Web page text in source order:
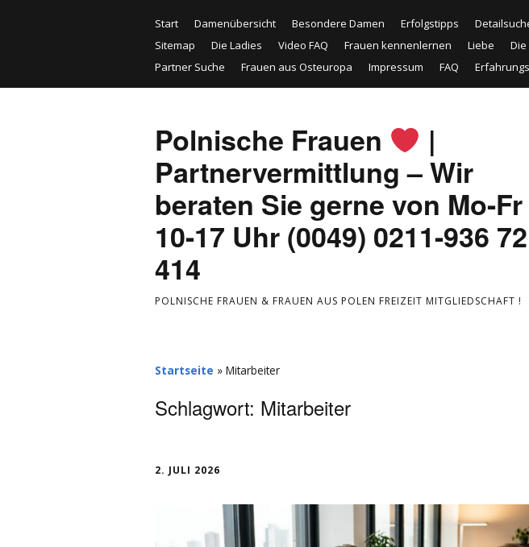
Start Damenübersicht Besondere Damen Erfolgstipps
Sitemap
Die Ladies Video FAQ Frauen kennenlernen Liebe Die
Partner Suche
Frauen aus Osteuropa Impressum FAQ
Polnische Frauen
|
Partnervermittlung – Wir
beraten Sie gerne von Mo-Fr
10-17 Uhr (0049) 0211-936 72
414
POLNISCHE FRAUEN & FRAUEN AUS POLEN FREIZEIT MITGLIEDSCHAFT !
Startseite » Mitarbeiter
Schlagwort: Mitarbeiter
2. JULI 2026